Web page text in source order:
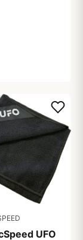
UFO